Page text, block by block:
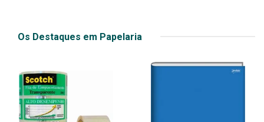
Os Destaques em Papelaria